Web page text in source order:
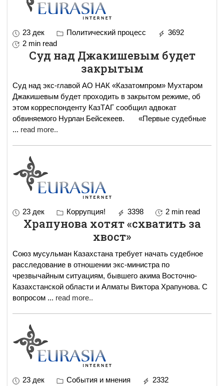
23 дек Политический процесс
3692
2 min read
Суд над Джакишевым будет
закрытым
Суд над экс-главой АО НАК «Казатомпром» Мухтаром
Джакишевым будет проходить в закрытом режиме, об
этом корреспонденту КазТАГ сообщил адвокат
обвиняемого Нурлан Бейсекеев. «Первые судебные
... read more..
23 дек Коррупция! 3398 2 min read
Храпунова хотят «схватить за
хвост»
Союз мусульман Казахстана требует начать судебное
расследование в отношении экс-министра по
чрезвычайным ситуациям, бывшего акима Восточно-
Казахстанской области и Алматы Виктора Храпунова. С
вопросом ... read more..
23 дек События и мнения
2332